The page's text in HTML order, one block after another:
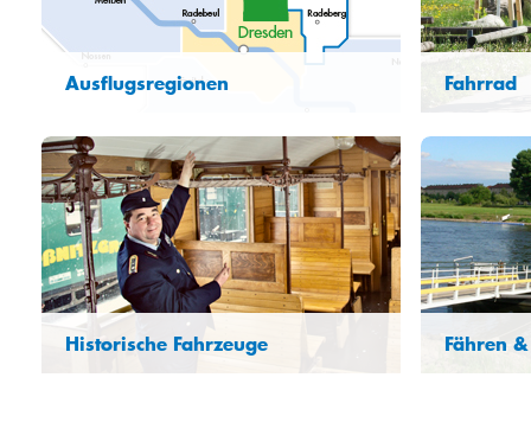
Ausflugsregionen
Historische Fahrzeuge
Fahrrad
Fähren